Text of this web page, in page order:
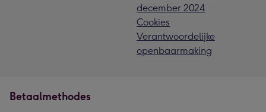
december 2024
Cookies
Verantwoordelijke
openbaarmaking
Betaalmethodes